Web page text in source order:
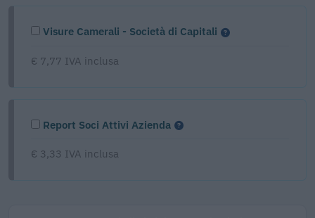
Visure Camerali - Società di Capitali
€ 7,77 IVA inclusa
Report Soci Attivi Azienda
€ 3,33 IVA inclusa